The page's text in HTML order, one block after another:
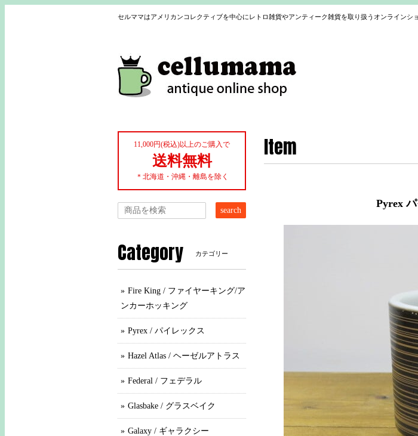
セルママはアメリカンコレクティブを中心にレトロ雑貨やアンティーク雑貨を取り扱うオンラインシ
Item
Pyrex
11,000円(税込)以上のご購入で
送料無料
＊北海道・沖縄・離島を除く
search
Category カテゴリー
Fire King / ファイヤーキング/ア
ンカーホッキング
Pyrex / パイレックス
Hazel Atlas / ヘーゼルアトラス
Federal / フェデラル
Glasbake / グラスベイク
Galaxy / ギャラクシー